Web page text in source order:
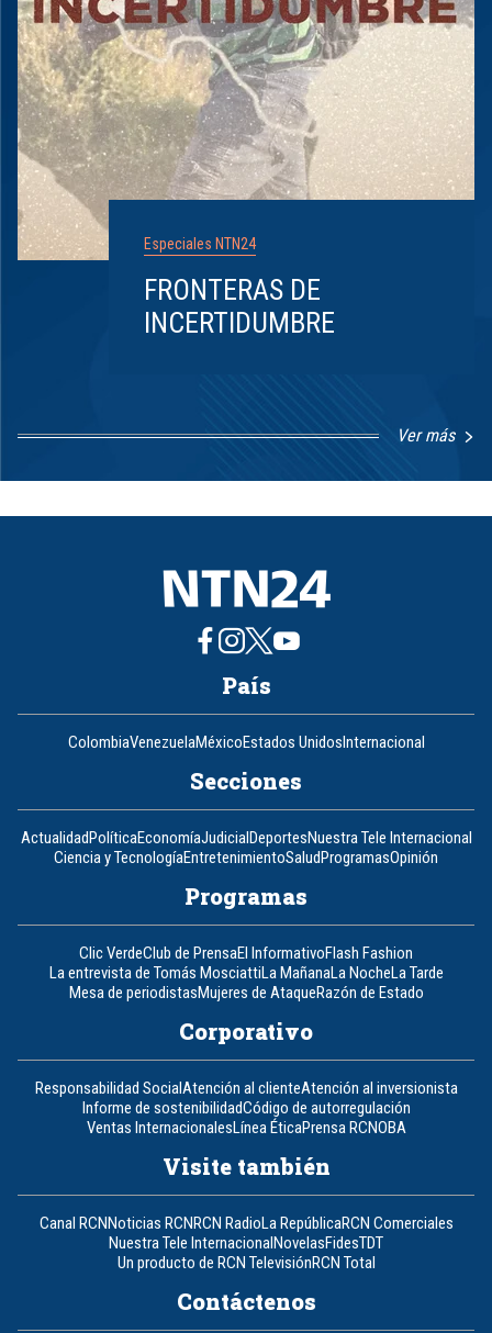
Especiales NTN24
FRONTERAS DE
INCERTIDUMBRE
Ver más
1
8
País
ColombiaVenezuelaMéxicoEstados UnidosInternacional
Secciones
ActualidadPolíticaEconomíaJudicialDeportesNuestra Tele Internacional
Ciencia y TecnologíaEntretenimientoSaludProgramasOpinión
Programas
Clic VerdeClub de PrensaEl InformativoFlash Fashion
La entrevista de Tomás MosciattiLa MañanaLa NocheLa Tarde
Mesa de periodistasMujeres de AtaqueRazón de Estado
Corporativo
Responsabilidad SocialAtención al clienteAtención al inversionista
Informe de sostenibilidadCódigo de autorregulación
Ventas InternacionalesLínea ÉticaPrensa RCNOBA
Visite también
Canal RCNNoticias RCNRCN RadioLa RepúblicaRCN Comerciales
Nuestra Tele InternacionalNovelasFidesTDT
Un producto de RCN TelevisiónRCN Total
Contáctenos